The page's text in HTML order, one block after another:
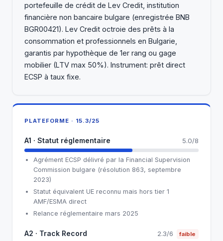
portefeuille de crédit de Lev Credit, institution
financière non bancaire bulgare (enregistrée BNB
BGR00421). Lev Credit octroie des prêts à la
consommation et professionnels en Bulgarie,
garantis par hypothèque de 1er rang ou gage
mobilier (LTV max 50%). Instrument: prêt direct
ECSP à taux fixe.
PLATEFORME · 15.3/25
A1 · Statut réglementaire 5.0/8
Agrément ECSP délivré par la Financial Supervision
Commission bulgare (résolution 863, septembre
2023)
Statut équivalent UE reconnu mais hors tier 1
AMF/ESMA direct
Relance réglementaire mars 2025
A2 · Track Record 2.3/6 faible